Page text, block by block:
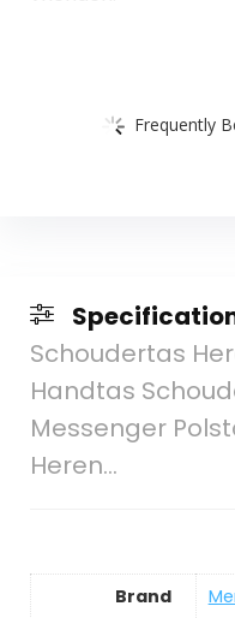
Frequently
Schoudertas
Handtas
Messenger
Heren…
Brand